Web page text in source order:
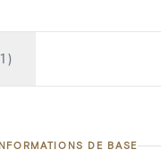
DE BASE